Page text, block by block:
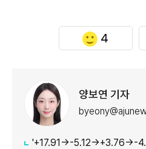
4
양보연 기자
'+17.91→-5.12→+3.76→-4.8%'…'단종레' 규제